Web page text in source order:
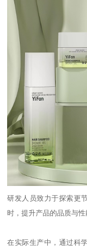
研发人员致力于探索更
时，提升产品的品质与性
在实际生产中，通过科